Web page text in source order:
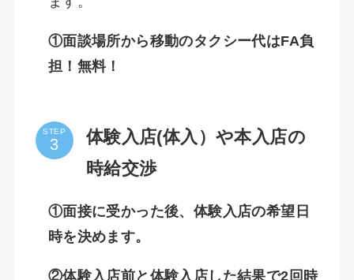
①面談場所から移動のタクシー代はFA負
担！無料！
STEP
体験入店(体入）や本入店の
時給交渉
①面接に受かった後、体験入店の希望日
時を決めます。
②体験入店前と体験入店した結果で2回時